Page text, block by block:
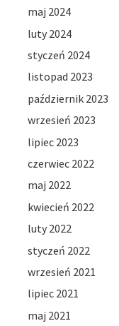
maj 2024
luty 2024
styczeń 2024
listopad 2023
październik 2023
wrzesień 2023
lipiec 2023
czerwiec 2022
maj 2022
kwiecień 2022
luty 2022
styczeń 2022
wrzesień 2021
lipiec 2021
maj 2021